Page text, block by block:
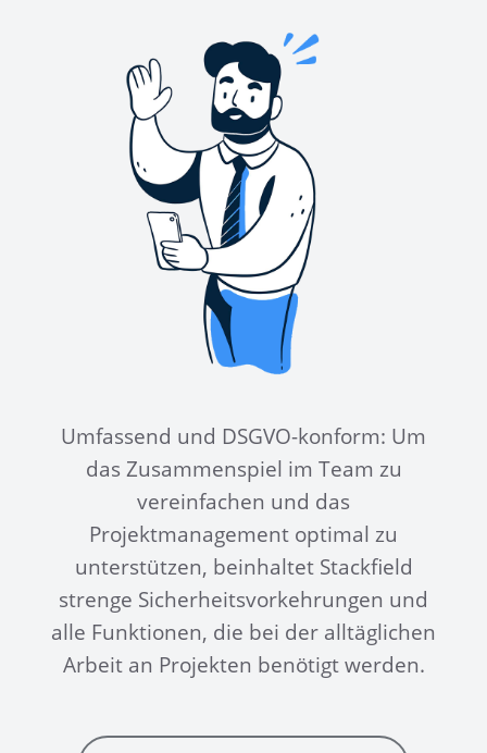
Umfassend und DSGVO-konform: Um
das Zusammenspiel im Team zu
vereinfachen und das
Projektmanagement optimal zu
unterstützen, beinhaltet Stackfield
strenge Sicherheitsvorkehrungen und
alle Funktionen, die bei der alltäglichen
Arbeit an Projekten benötigt werden.